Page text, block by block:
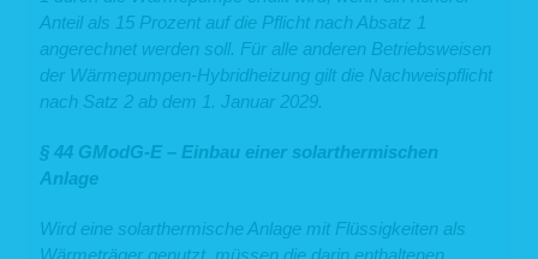
Anteil als 15 Prozent auf die Pflicht nach Absatz 1
angerechnet werden soll. Für alle anderen Betriebsweisen
der Wärmepumpen-Hybridheizung gilt die Nachweispflicht
nach Satz 2 ab dem 1. Januar 2029.
§ 44 GModG-E – Einbau einer solarthermischen
Anlage
Wird eine solarthermische Anlage mit Flüssigkeiten als
Wärmeträger genutzt, müssen die darin enthaltenen
und unsere Webseiteninhalte optimieren.
6. Ihre Betroffenenrechte
Verarbeiten wir Ihre personenbezogenen Daten, sind Sie eine betroffene Person
gemäß Art. 4 Nr. 1 DSGVO mit folgenden Rechten gegenüber uns:
Sie können von uns gemäß Art. 15 DSGVO eine Bestätigung darüber verlangen,
ob personenbezogene Daten, die Sie betreffen, von uns verarbeitet werden.
folgende Informationen Auskunft verlangen: